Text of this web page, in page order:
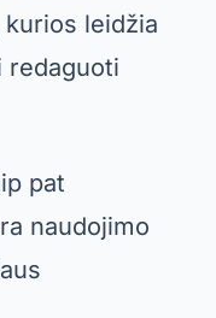
leidžia
redaguoti
pat
naudojimo